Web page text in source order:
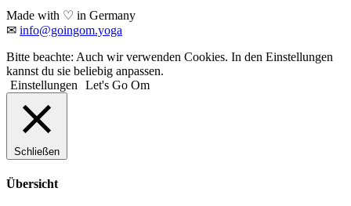
Made with ♡ in Germany
✉ info@goingom.yoga
Bitte beachte: Auch wir verwenden Cookies. In den Einstellungen
kannst du sie beliebig anpassen.
Einstellungen
Let's Go Om
Schließen
Übersicht